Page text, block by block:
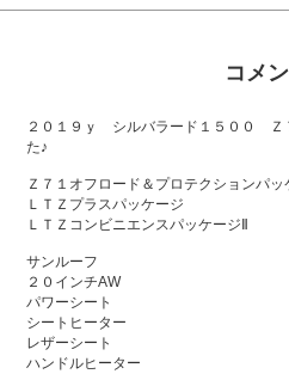
コメ
２０１９ｙ シルバラード１５００
た♪
Ｚ７１オフロード＆プロテクションパッ
ＬＴＺプラスパッケージ
ＬＴＺコンビニエンスパッケージⅡ
サンルーフ
２０インチAW
パワーシート
シートヒーター
レザーシート
ハンドルヒーター